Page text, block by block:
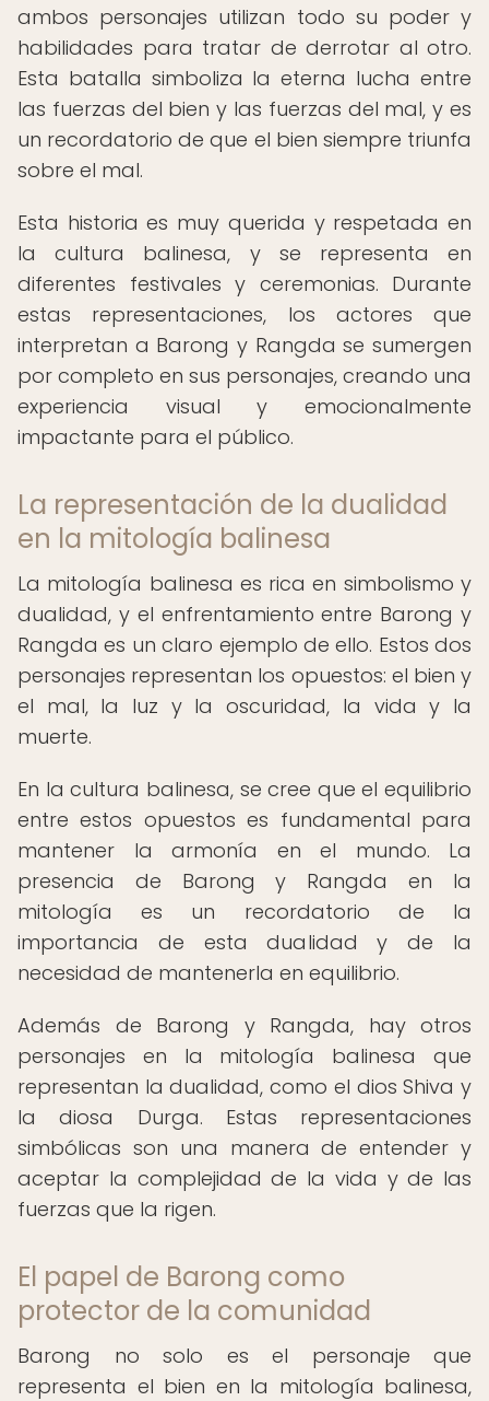
ambos personajes utilizan todo su poder y
habilidades para tratar de derrotar al otro.
Esta batalla simboliza la eterna lucha entre
las fuerzas del bien y las fuerzas del mal, y es
un recordatorio de que el bien siempre triunfa
sobre el mal.
Esta historia es muy querida y respetada en
la cultura balinesa, y se representa en
diferentes festivales y ceremonias. Durante
estas representaciones, los actores que
interpretan a Barong y Rangda se sumergen
por completo en sus personajes, creando una
experiencia visual y emocionalmente
impactante para el público.
La representación de la dualidad
en la mitología balinesa
La mitología balinesa es rica en simbolismo y
dualidad, y el enfrentamiento entre Barong y
Rangda es un claro ejemplo de ello. Estos dos
personajes representan los opuestos: el bien y
el mal, la luz y la oscuridad, la vida y la
muerte.
En la cultura balinesa, se cree que el equilibrio
entre estos opuestos es fundamental para
mantener la armonía en el mundo. La
presencia de Barong y Rangda en la
mitología es un recordatorio de la
importancia de esta dualidad y de la
necesidad de mantenerla en equilibrio.
Además de Barong y Rangda, hay otros
personajes en la mitología balinesa que
representan la dualidad, como el dios Shiva y
la diosa Durga. Estas representaciones
simbólicas son una manera de entender y
aceptar la complejidad de la vida y de las
fuerzas que la rigen.
El papel de Barong como
protector de la comunidad
Barong no solo es el personaje que
representa el bien en la mitología balinesa,